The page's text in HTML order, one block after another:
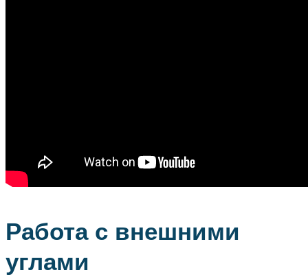
Работа с внешними
углами